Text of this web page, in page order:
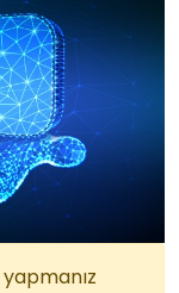
yapmanız